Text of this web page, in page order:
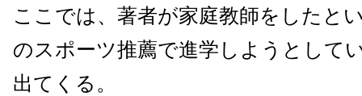
ここでは、著者が家庭教師をしたと
のスポーツ推薦で進学しようとして
出てくる。